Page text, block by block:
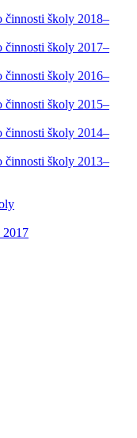
činnosti školy 2018–
činnosti školy 2017–
činnosti školy 2016–
činnosti školy 2015–
činnosti školy 2014–
činnosti školy 2013–
2017